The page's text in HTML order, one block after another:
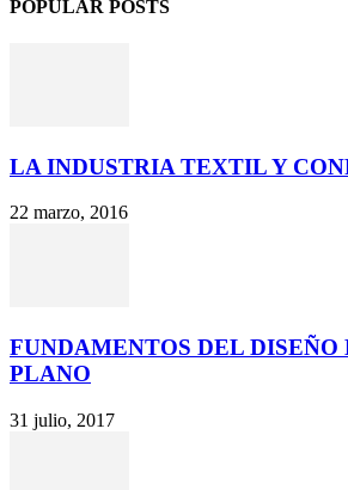
POPULAR POSTS
LA INDUSTRIA TEXTIL Y
22 marzo, 2016
FUNDAMENTOS DEL DISEÑO
PLANO
31 julio, 2017